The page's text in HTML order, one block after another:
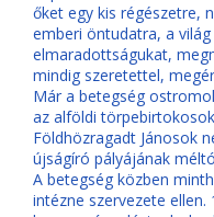
őket egy kis régészetre,
emberi öntudatra, a
elmaradottságukat,
mindig szeretettel,
Már a betegség
az alföldi
Földhözragadt Jánosok
újságíró pályájának
A betegség közben
intézne szervezete ellen.